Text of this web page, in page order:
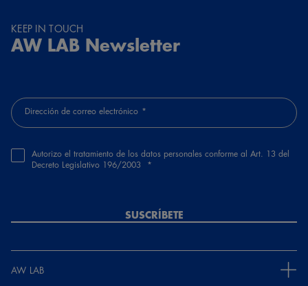
KEEP IN TOUCH
AW LAB Newsletter
Dirección de correo electrónico
Autorizo el tratamiento de los datos personales conforme al Art. 13 del
Decreto Legislativo 196/2003
SUSCRÍBETE
AW LAB